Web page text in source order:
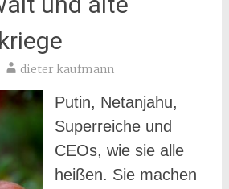
dieter kaufmann
Putin, Netanjahu,
Superreiche und
CEOs, wie sie alle
heißen. Sie machen